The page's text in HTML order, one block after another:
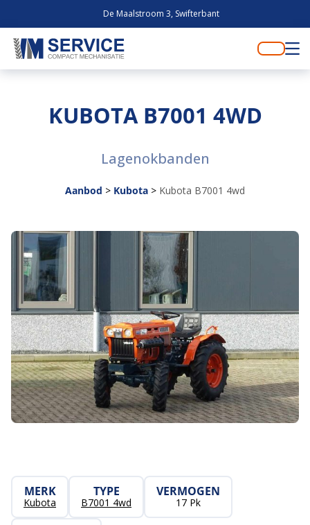
De Maalstroom 3, Swifterbant
KUBOTA B7001 4WD
Lagenokbanden
Aanbod > Kubota > Kubota B7001 4wd
MERK
Kubota
TYPE
B7001 4wd
VERMOGEN
17 Pk